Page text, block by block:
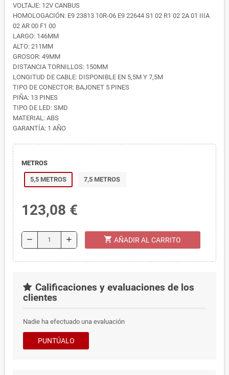
VOLTAJE: 12V CANBUS
HOMOLOGACIÓN: E9 23813 10R-06 E9 22644 S1 02 R1 02 2A 01 IIIA
02 AR 00 F1 00
LARGO: 146MM
ALTO: 211MM
GROSOR: 49MM
DISTANCIA TORNILLOS: 150MM
LONGITUD DE CABLE: DISPONIBLE EN 5,5M Y 7,5M
TIPO DE CONECTOR: BAJONET 5 PINES
PIÑA: 13 PINES
TIPO DE LED: SMD
MATERIAL: ABS
GARANTÍA: 1 AÑO
METROS
5,5 METROS 7,5 METROS
123,08 €
remove add shopping_cart AÑADIR AL CARRITO
Calificaciones y evaluaciones de los
clientes
Nadie ha efectuado una evaluación
PUNTÚALO